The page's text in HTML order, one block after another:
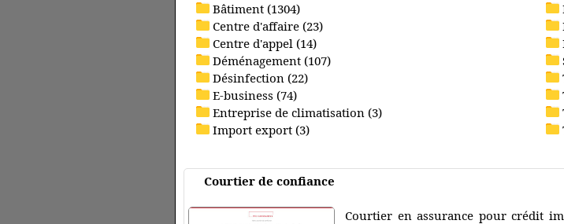
Bâtiment (1304)
Centre d'affaire (23)
Centre d'appel (14)
Déménagement (107)
Désinfection (22)
E-business (74)
Entreprise de climatisation (3)
Import export (3)
Courtier de confiance
Courtier en assurance pour crédit